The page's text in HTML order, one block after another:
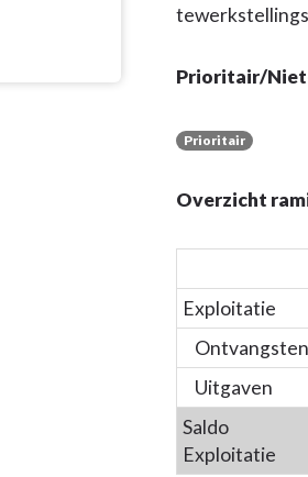
Prioritair/
Prioritair
Overzicht
Exploitatie
Ontvangsten
Uitgaven
Saldo
Exploitatie